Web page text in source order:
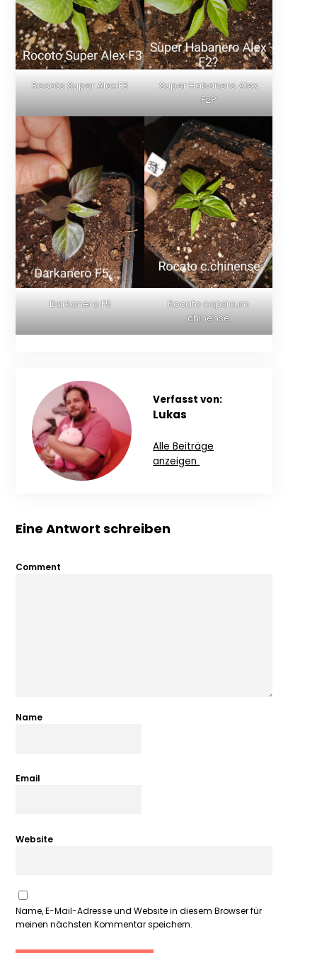
Rocoto Super Alex F3
Super Habanero Alex
F2?
Darkanero F5
Rocato capsicum
chinense
Verfasst von:
Lukas
Alle Beiträge
anzeigen
Eine Antwort schreiben
Comment
Name
Email
Website
Name, E-Mail-Adresse und Website in diesem Browser für
meinen nächsten Kommentar speichern.